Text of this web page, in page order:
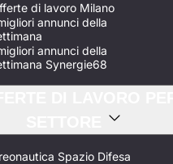
di lavoro Milano
annunci della
annunci della
Synergie68
Spazio Difesa